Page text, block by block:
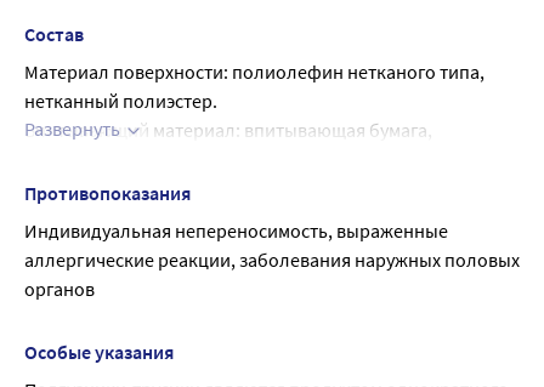
Данные подгузники-трусики можно снять как обычные
трусики или разорвав по боковому шву.
Состав
Материал поверхности: полиолефин нетканого типа,
нетканный полиэстер.
Впитывающий материал: впитывающая бумага,
Водонепроницаемый материал: полиолефиновая
Эластичный материал: полиуретан.
Развернуть
Противопоказания
Индивидуальная непереносимость, выраженные
аллергические реакции, заболевания наружных половых
органов
Особые указания